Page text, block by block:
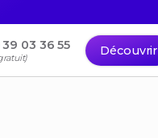
39 03 36 55 Découvrir